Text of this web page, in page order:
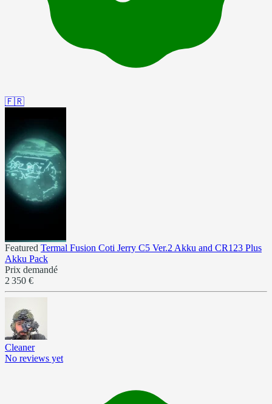
🇫🇷
Featured Termal Fusion Coti Jerry C5 Ver.2 Akku and CR123 Plus
Akku Pack
Prix demandé
2 350 €
Cleaner
No reviews yet